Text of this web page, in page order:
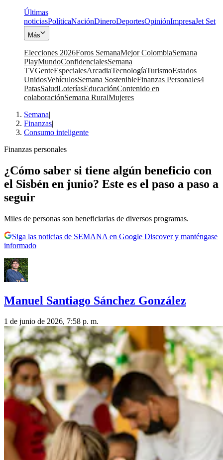
Últimas
noticiasPolíticaNaciónDineroDeportesOpiniónImpresaJet Set
Más
Elecciones 2026Foros SemanaMejor ColombiaSemana
PlayMundoConfidencialesSemana
TVGenteEspecialesArcadiaTecnologíaTurismoEstados
UnidosVehículosSemana SostenibleFinanzas Personales4
PatasSaludLoteríasEducaciónContenido en
colaboraciónSemana RuralMujeres
Semana|
Finanzas|
Consumo inteligente
Finanzas personales
¿Cómo saber si tiene algún beneficio con
el Sisbén en junio? Este es el paso a paso a
seguir
Miles de personas son beneficiarias de diversos programas.
Siga las noticias de SEMANA en Google Discover y manténgase
informado
Manuel Santiago Sánchez González
1 de junio de 2026, 7:58 p. m.